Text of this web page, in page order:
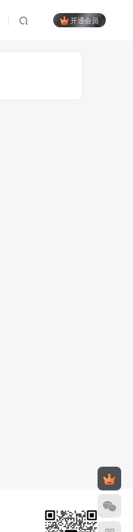
开通会员